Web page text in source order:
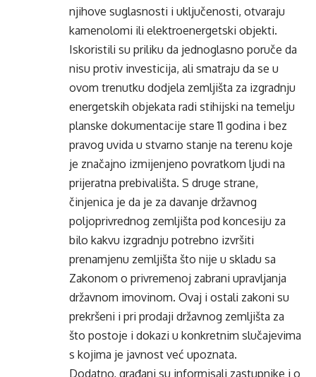
njihove suglasnosti i uključenosti, otvaraju
kamenolomi ili elektroenergetski objekti.
Iskoristili su priliku da jednoglasno poruče da
nisu protiv investicija, ali smatraju da se u
ovom trenutku dodjela zemljišta za izgradnju
energetskih objekata radi stihijski na temelju
planske dokumentacije stare 11 godina i bez
pravog uvida u stvarno stanje na terenu koje
je značajno izmijenjeno povratkom ljudi na
prijeratna prebivališta. S druge strane,
činjenica je da je za davanje državnog
poljoprivrednog zemljišta pod koncesiju za
bilo kakvu izgradnju potrebno izvršiti
prenamjenu zemljišta što nije u skladu sa
Zakonom o privremenoj zabrani upravljanja
državnom imovinom. Ovaj i ostali zakoni su
prekršeni i pri prodaji državnog zemljišta za
što postoje i dokazi u konkretnim slučajevima
s kojima je javnost već upoznata.
Dodatno, građani su informisali zastupnike i o